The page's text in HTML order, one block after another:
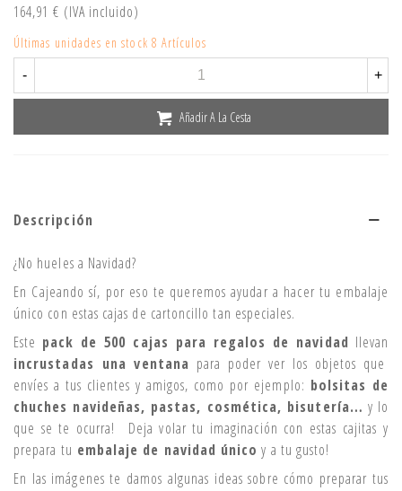
164,91 € (IVA incluido)
Últimas unidades en stock 8 Artículos
- +
Añadir A La Cesta
Descripción
¿No hueles a Navidad?
En Cajeando sí, por eso te queremos ayudar a hacer tu embalaje
único con estas cajas de cartoncillo tan especiales.
Este pack de 500 cajas para regalos de navidad llevan
incrustadas una ventana para poder ver los objetos que
envíes a tus clientes y amigos, como por ejemplo: bolsitas de
chuches navideñas, pastas, cosmética, bisutería… y lo
que se te ocurra! Deja volar tu imaginación con estas cajitas y
prepara tu embalaje de navidad único y a tu gusto!
En las imágenes te damos algunas ideas sobre cómo preparar tus